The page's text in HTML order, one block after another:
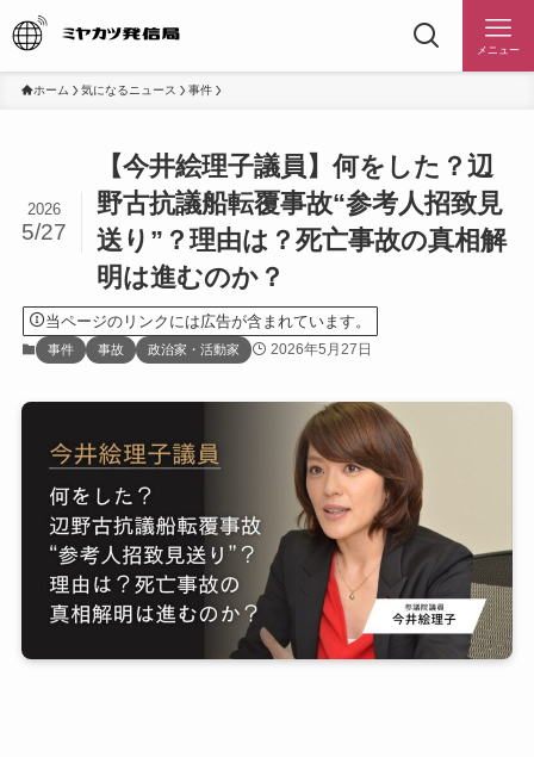
メニュー
ホーム 気になるニュース 事件
【今井絵理子議員】何をした？辺
野古抗議船転覆事故“参考人招致見
送り”？理由は？死亡事故の真相解
明は進むのか？
2026
5/27
当ページのリンクには広告が含まれています。
事件 事故 政治家・活動家 2026年5月27日